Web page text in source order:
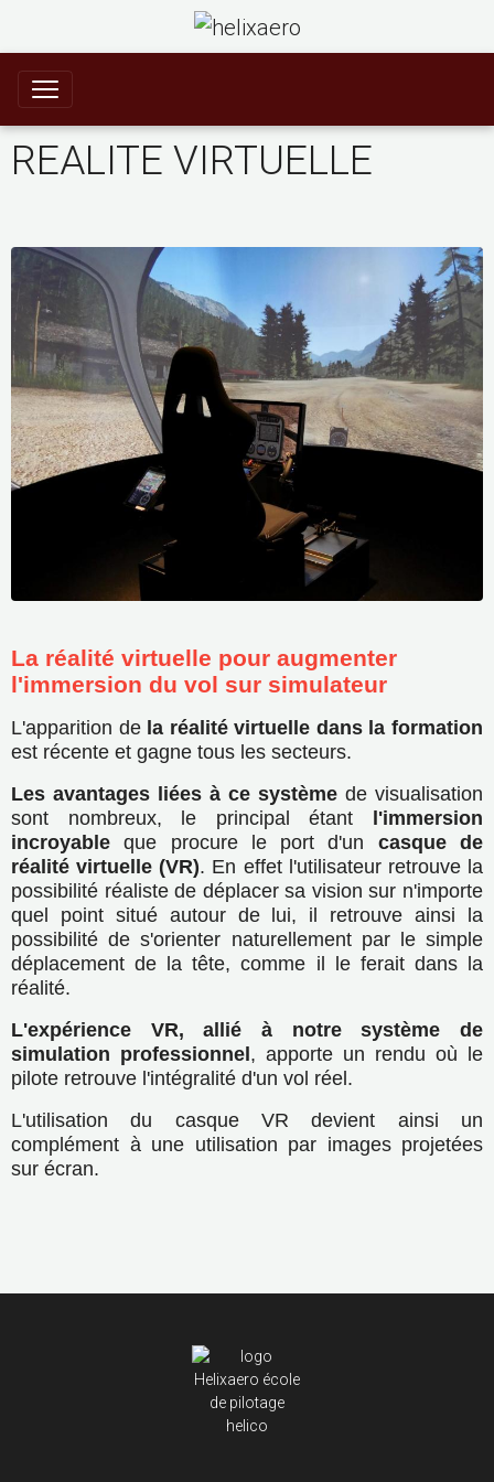
REALITE VIRTUELLE
La réalité virtuelle pour augmenter
l'immersion du vol sur simulateur
L'apparition de la réalité virtuelle dans la formation
est récente et gagne tous les secteurs.
Les avantages liées à ce système de visualisation
sont nombreux, le principal étant l'immersion
incroyable que procure le port d'un casque de
réalité virtuelle (VR). En effet l'utilisateur retrouve la
possibilité réaliste de déplacer sa vision sur n'importe
quel point situé autour de lui, il retrouve ainsi la
possibilité de s'orienter naturellement par le simple
déplacement de la tête, comme il le ferait dans la
réalité.
L'expérience VR, allié à notre système de
simulation professionnel, apporte un rendu où le
pilote retrouve l'intégralité d'un vol réel.
L'utilisation du casque VR devient ainsi un
complément à une utilisation par images projetées
sur écran.